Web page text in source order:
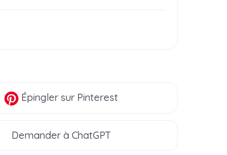
Épingler sur Pinterest
Demander à ChatGPT